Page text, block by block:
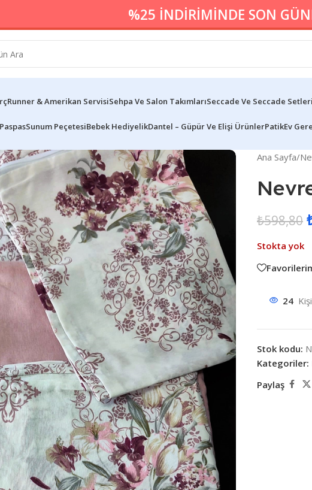
%25 İNDİRİMİNDE SON
Runner & Amerikan ServisiSehpa Ve Salon TakımlarıSeccade Ve Seccade Setleri
Sunum PeçetesiBebek HediyelikDantel – Güpür Ve Elişi ÜrünlerPatikEv
Ana Sayfa/
₺598,80
Stokta yok
24
Stok kodu:
Kategoriler:
Paylaş